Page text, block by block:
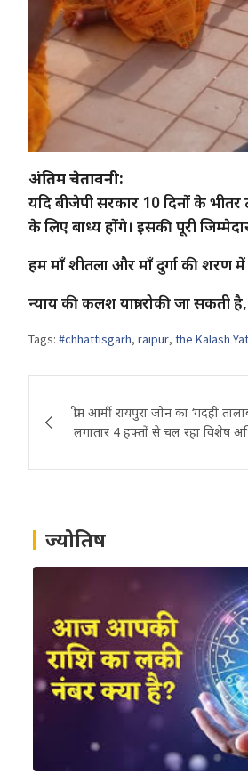
अंतिम चेतावनी:
यदि बीजेपी सरकार 10 दिनों के
के लिए बाध्य होंगे। इसकी पूरी
हम माँ शीतला और माँ दुर्गा की शरण में
न्याय की कलश यात्रा रोकी जा सकती
Tags: #chhattisgarh, raipur, the Kalash
navigation
ग्रीन आर्मी रायपुरा जोन का ‘गदही
लगातार 4 हफ्तों से चल रहा विशेष
ज्योतिष